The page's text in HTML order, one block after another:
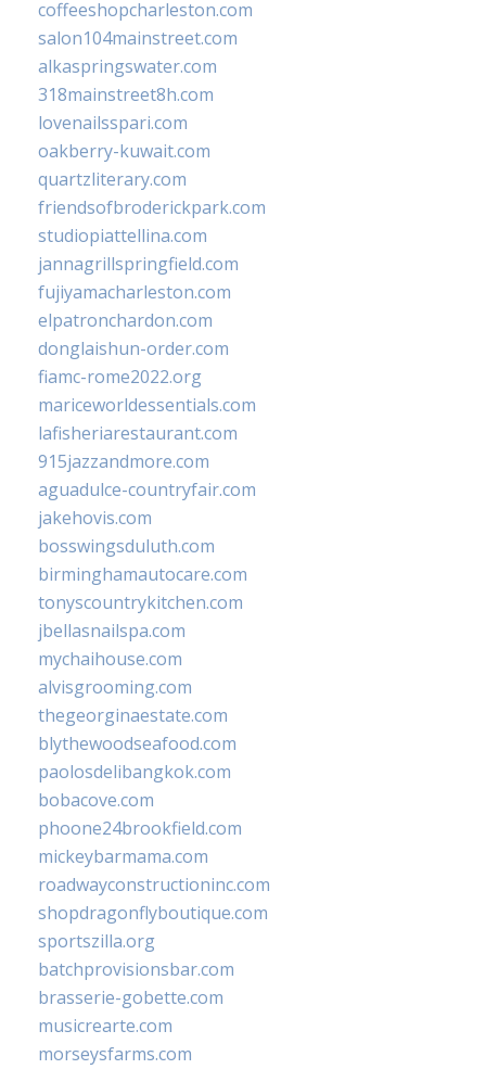
coffeeshopcharleston.com
salon104mainstreet.com
alkaspringswater.com
318mainstreet8h.com
lovenailsspari.com
oakberry-kuwait.com
quartzliterary.com
friendsofbroderickpark.com
studiopiattellina.com
jannagrillspringfield.com
fujiyamacharleston.com
elpatronchardon.com
donglaishun-order.com
fiamc-rome2022.org
mariceworldessentials.com
lafisheriarestaurant.com
915jazzandmore.com
aguadulce-countryfair.com
jakehovis.com
bosswingsduluth.com
birminghamautocare.com
tonyscountrykitchen.com
jbellasnailspa.com
mychaihouse.com
alvisgrooming.com
thegeorginaestate.com
blythewoodseafood.com
paolosdelibangkok.com
bobacove.com
phoone24brookfield.com
mickeybarmama.com
roadwayconstructioninc.com
shopdragonflyboutique.com
sportszilla.org
batchprovisionsbar.com
brasserie-gobette.com
musicrearte.com
morseysfarms.com